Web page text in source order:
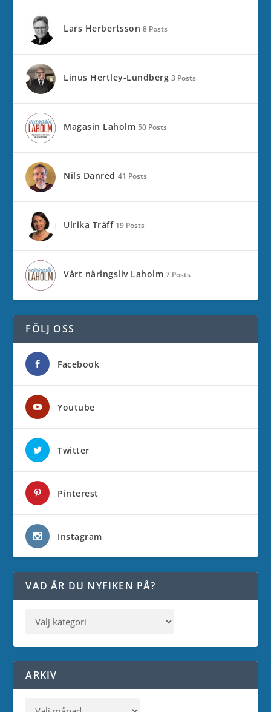
Lars Herbertsson 8 Posts
Linus Hertley-Lundberg 3 Posts
Magasin Laholm 50 Posts
Nils Danred 41 Posts
Ulrika Träff 19 Posts
Vårt näringsliv Laholm 7 Posts
FÖLJ OSS
Facebook
Youtube
Twitter
Pinterest
Instagram
VAD ÄR DU NYFIKEN PÅ?
ARKIV